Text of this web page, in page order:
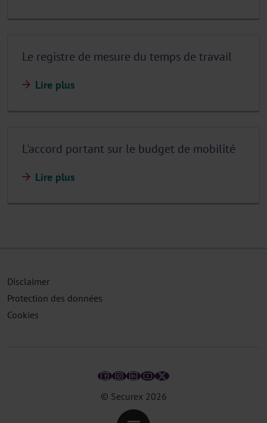
Le registre de mesure du temps de travail
Lire plus
L'accord portant sur le budget de mobilité
Lire plus
© Securex 2026
Disclaimer
Protection des données
Cookies